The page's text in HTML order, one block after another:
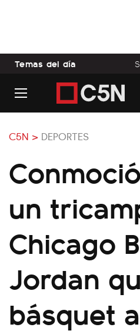
Temas del día
C5N > DEPORTES
un
Chicago
Jordan
básquet